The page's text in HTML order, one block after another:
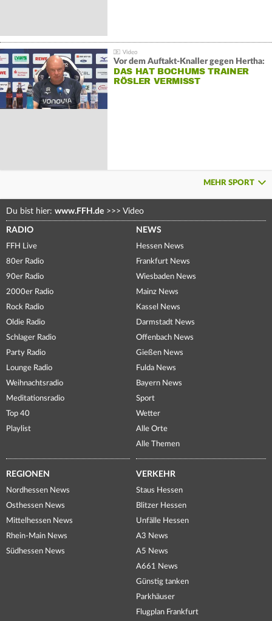
Vor dem Auftakt-Knaller gegen Hertha:
DAS HAT BOCHUMS TRAINER
RÖSLER VERMISST
MEHR SPORT
Du bist hier: www.FFH.de >>> Video
RADIO
FFH Live
80er Radio
90er Radio
2000er Radio
Rock Radio
Oldie Radio
Schlager Radio
Party Radio
Lounge Radio
Weihnachtsradio
Meditationsradio
Top 40
Playlist
NEWS
Hessen News
Frankfurt News
Wiesbaden News
Mainz News
Kassel News
Darmstadt News
Offenbach News
Gießen News
Fulda News
Bayern News
Sport
Wetter
Alle Orte
Alle Themen
REGIONEN
Nordhessen News
Osthessen News
Mittelhessen News
Rhein-Main News
Südhessen News
VERKEHR
Staus Hessen
Blitzer Hessen
Unfälle Hessen
A3 News
A5 News
A661 News
Günstig tanken
Parkhäuser
Flugplan Frankfurt